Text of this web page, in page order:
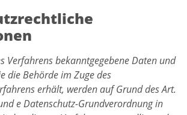
Verfahrens bekanntgegebene Daten und
die Behörde im Zuge des
erhält, werden auf Grund des Art.
e Datenschutz-Grundverordnung in